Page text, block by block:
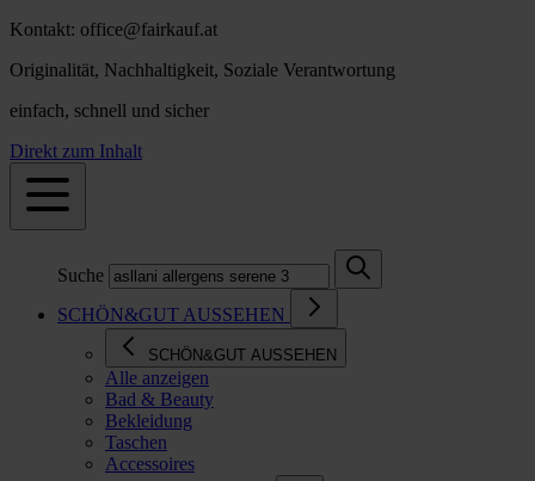
Kontakt: office@fairkauf.at
Originalität, Nachhaltigkeit, Soziale Verantwortung
einfach, schnell und sicher
Direkt zum Inhalt
Suche
SCHÖN&GUT AUSSEHEN
SCHÖN&GUT AUSSEHEN
Alle anzeigen
Bad & Beauty
Bekleidung
Taschen
Accessoires